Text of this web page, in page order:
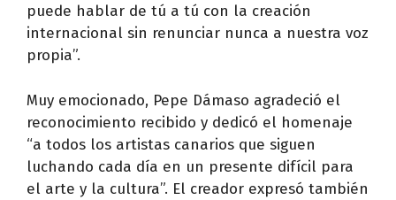
puede hablar de tú a tú con la creación
internacional sin renunciar nunca a nuestra voz
propia”.
Muy emocionado, Pepe Dámaso agradeció el
reconocimiento recibido y dedicó el homenaje
“a todos los artistas canarios que siguen
luchando cada día en un presente difícil para
el arte y la cultura”. El creador expresó también